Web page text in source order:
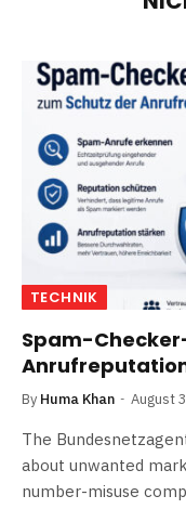
TECHNIK
Spam-
By Huma Khan August
The
about unwanted
number-misuse